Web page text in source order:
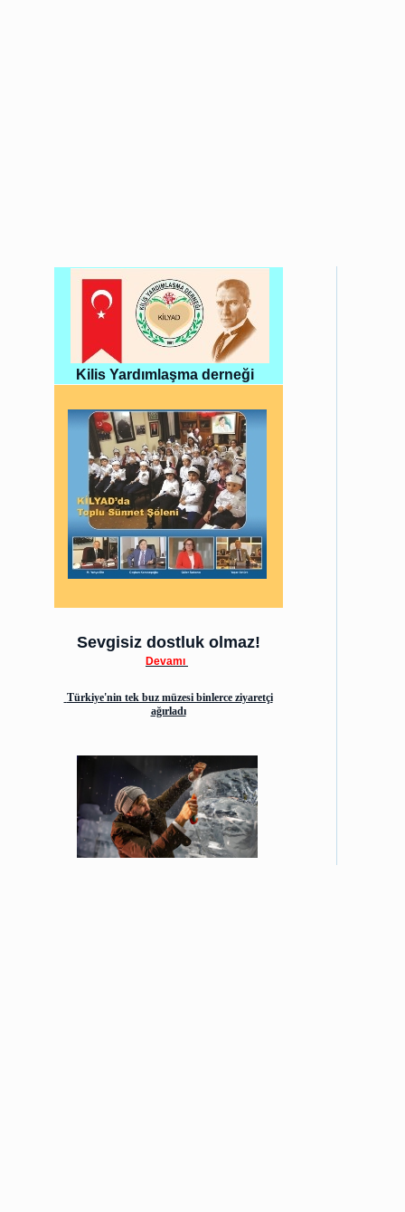
Kilis Yardımlaşma derneği
Sevgisiz dostluk olmaz!
Devamı
Türkiye'nin tek buz müzesi binlerce ziyaretçi
ağırladı